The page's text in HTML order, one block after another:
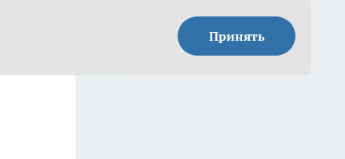
Принять